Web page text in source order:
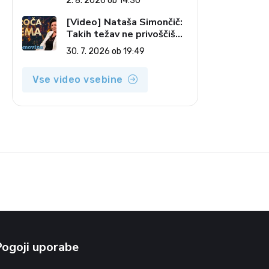
pečatov v vesolju (Vroča
tema, 2. 8. 2026)
[Video] Nataša Simončič:
Takih težav ne privoščiš
nikomur (Vroča tema, 30.
7. 2026)
30. 7. 2026 ob 19:49
Vse video vsebine
uporabe